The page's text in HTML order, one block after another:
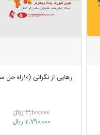
رهایی از نگرانی (10راه حل ساده)
3,100,000 ریال
2,790,000 ریال